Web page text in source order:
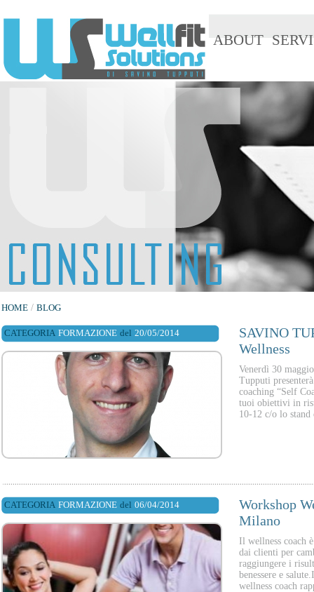
ABOUT
HOME / BLOG
CATEGORIA FORMAZIONE del 20/05/2014
SAVINO
Wellness
Venerdì 30
Tupputi
coaching “Self
tuoi obiettivi in
10-12 c/o lo
CATEGORIA FORMAZIONE del 06/04/2014
Workshop
Milano
Il wellness coach
dai clienti per
raggiungere i
benessere e
wellness coach